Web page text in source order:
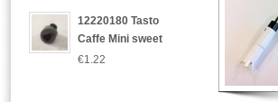
12220180 Tasto
Caffe Mini sweet
€1.22